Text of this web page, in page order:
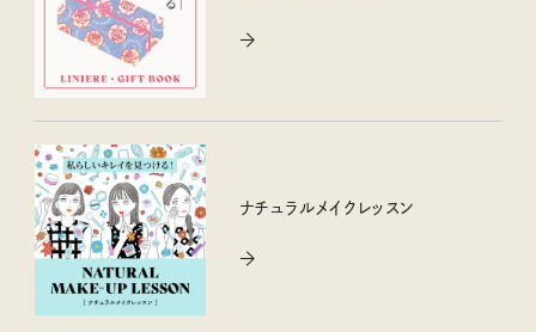
ナチュラルメイクレッスン